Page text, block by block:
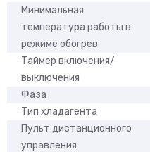
Минимальная
температура работы в
режиме обогрев
Таймер включения/
выключения
Фаза
Тип хладагента
Пульт дистанционного
управления